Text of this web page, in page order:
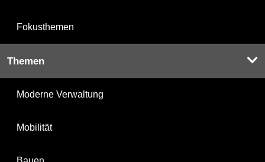
Fokusthemen
Themen
Moderne Verwaltung
Mobilität